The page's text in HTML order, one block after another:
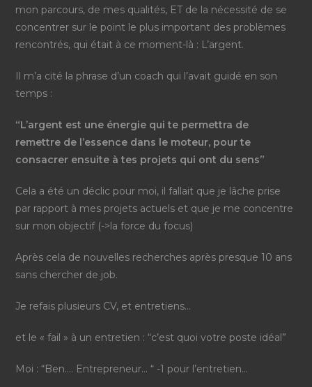
mon parcours, de mes qualités, ET de la nécessité de se
concentrer sur le point le plus important des problèmes
rencontrés, qui était à ce moment-là : L’argent.
Il m’a cité la phrase d’un coach qui l’avait guidé en son
temps :
“L’argent est une énergie qui te permettra de
remettre de l’essence dans le moteur, pour te
consacrer ensuite à tes projets qui ont du sens”
Cela a été un déclic pour moi, il fallait que je lâche prise
par rapport à mes projets actuels et que je me concentre
sur mon objectif (->la force du focus)
Après cela de nouvelles recherches après presque 10 ans
sans chercher de job.
Je refais plusieurs CV, et entretiens…
et le « fail » à un entretien : “c’est quoi votre poste idéal”
Moi : “Ben…. Entrepreneur… “ -1 pour l’entretien…